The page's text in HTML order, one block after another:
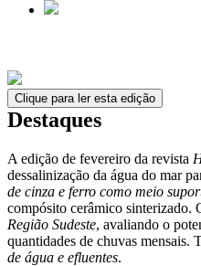
Clique para ler esta edição
Destaques
A edição de fevereiro da revista
dessalinização da água do mar
de cinza e ferro como meio
compósito cerâmico sinterizado.
Região Sudeste, avaliando o
quantidades de chuvas mensais.
de água e efluentes.